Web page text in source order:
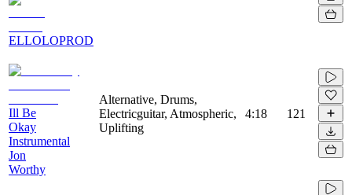
ELLOLOPROD
Ill Be
Okay
Instrumental
Jon
Worthy
Alternative, Drums,
Electricguitar, Atmospheric,
Uplifting
4:18 121